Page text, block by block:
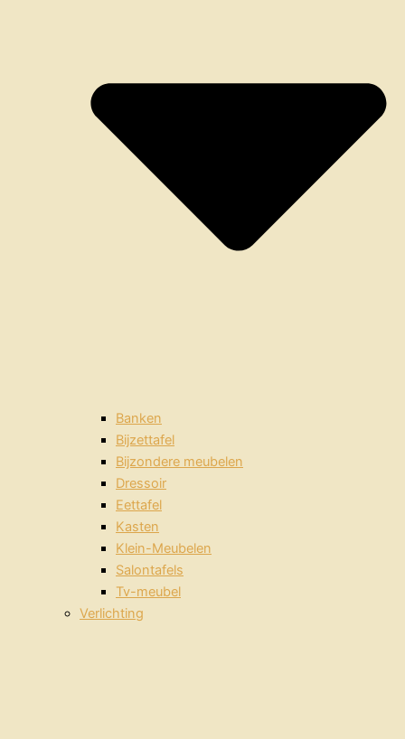
Banken
Bijzettafel
Bijzondere meubelen
Dressoir
Eettafel
Kasten
Klein-Meubelen
Salontafels
Tv-meubel
Verlichting